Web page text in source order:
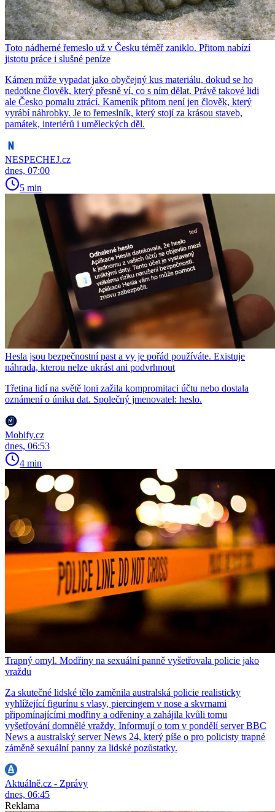
Toto nádherné řemeslo už v Česku téměř zaniklo. Přitom nabízí
jistotu práce i slušné peníze
Kámen může vypadat jako obyčejný kus materiálu, dokud se ho
nedotkne člověk, který přesně ví, co s ním dělat. Právě takové lidi
ale Česko pomalu ztrácí. Kameník přitom není jen člověk, který
vyrábí náhrobky. Je to řemeslník, který stojí za krásou staveb,
památek, interiérů i uměleckých děl.
NESPECHEJ.cz
dnes, 07:00
5 min
Hesla jsou bezpečnostní past a vy je pořád používáte. Existuje
náhrada, kterou nelze ukrást ani podvrhnout
Třetina lidí na světě loni zažila kompromitaci účtu nebo dostala
oznámení o úniku dat. Společný jmenovatel: heslo.
Mobify.cz
dnes, 06:53
4 min
Trapný omyl. Modřiny na sexuální panně vyšetřovala policie jako
vraždu
Za skutečné lidské tělo zaměnila australská policie realisticky
vyhlížející figurínu s vlasy, piercingem v nose a skvrnami
připomínajícími modřiny a odřeniny a zahájila kvůli tomu
vyšetřování domnělé vraždy. Informují o tom v pondělí server BBC
News a australský server News 24, který píše o pro policisty trapné
záměně sexuální panny za lidské pozůstatky.
Aktuálně.cz - Zprávy
dnes, 06:45
Reklama